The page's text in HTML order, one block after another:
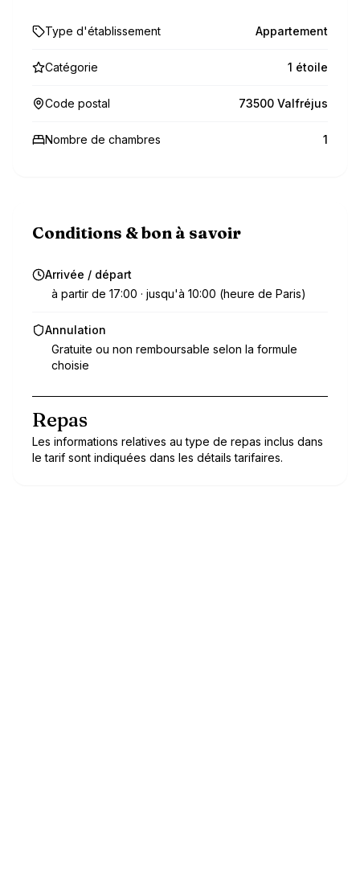
Type d'établissement Appartement
Catégorie 1 étoile
Code postal 73500 Valfréjus
Nombre de chambres 1
Conditions & bon à savoir
Arrivée / départ
à partir de 17:00 · jusqu'à 10:00 (heure de Paris)
Annulation
Gratuite ou non remboursable selon la formule
choisie
Repas
Les informations relatives au type de repas inclus dans
le tarif sont indiquées dans les détails tarifaires.